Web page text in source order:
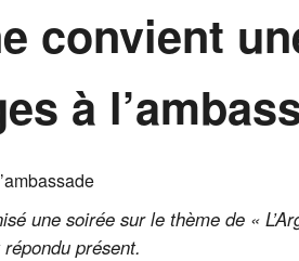
convient
à
une soirée sur le thème de «
présent.